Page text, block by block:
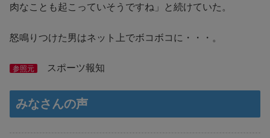
肉なことも起こっていそうですね」と続けていた。
怒鳴りつけた男はネット上でボコボコに・・・。
参照元 スポーツ報知
みなさんの声